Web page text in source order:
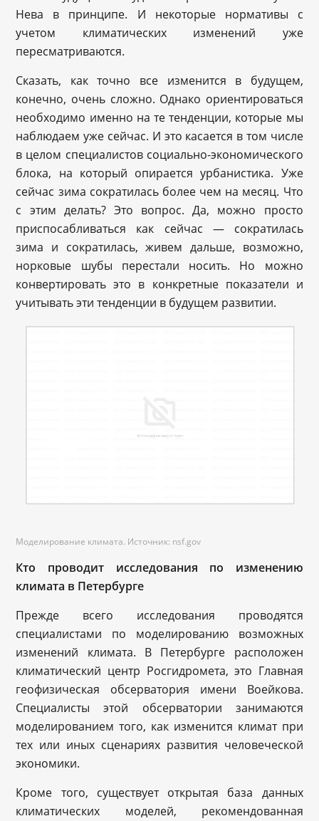
Нева в принципе. И некоторые нормативы с
учетом климатических изменений уже
пересматриваются.
Сказать, как точно все изменится в будущем,
конечно, очень сложно. Однако ориентироваться
необходимо именно на те тенденции, которые мы
наблюдаем уже сейчас. И это касается в том числе
в целом специалистов социально-экономического
блока, на который опирается урбанистика. Уже
сейчас зима сократилась более чем на месяц. Что
с этим делать? Это вопрос. Да, можно просто
приспосабливаться как сейчас — сократилась
зима и сократилась, живем дальше, возможно,
норковые шубы перестали носить. Но можно
конвертировать это в конкретные показатели и
учитывать эти тенденции в будущем развитии.
Моделирование климата. Источник: nsf.gov
Кто проводит исследования по изменению
климата в Петербурге
Прежде всего исследования проводятся
специалистами по моделированию возможных
изменений климата. В Петербурге расположен
климатический центр Росгидромета, это Главная
геофизическая обсерватория имени Воейкова.
Специалисты этой обсерватории занимаются
моделированием того, как изменится климат при
тех или иных сценариях развития человеческой
экономики.
Кроме того, существует открытая база данных
климатических моделей, рекомендованная